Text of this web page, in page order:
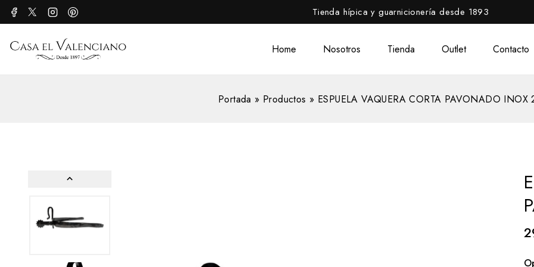
Tienda hípica y guarnicionería desde 1893
Home Nosotros Tienda Outlet Contacto
Portada » Productos » ESPUELA VAQUERA CORTA PAVONADO INOX